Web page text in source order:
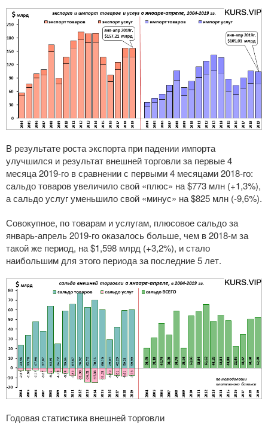
В результате роста экспорта при падении импорта
улучшился и результат внешней торговли за первые 4
месяца 2019-го в сравнении с первыми 4 месяцами 2018-го:
сальдо товаров увеличило свой «плюс» на $773 млн (+1,3%),
а сальдо услуг уменьшило свой «минус» на $825 млн (-9,6%).
Совокупное, по товарам и услугам, плюсовое сальдо за
январь-апрель 2019-го оказалось больше, чем в 2018-м за
такой же период, на $1,598 млрд (+3,2%), и стало
наибольшим для этого периода за последние 5 лет.
Годовая статистика внешней торговли